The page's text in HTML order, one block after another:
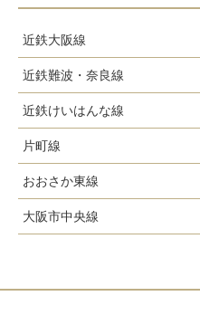
近鉄大阪線
布施駅
俊徳道駅
長瀬駅
近鉄難波・奈良線
布施駅
河内永和駅
河内小阪駅
近鉄けいはんな線
長田駅
荒本駅
吉田駅
片町線
鴻池新田駅
徳庵駅
おおさか東線
高井田中央駅
大阪市中央線
長田駅